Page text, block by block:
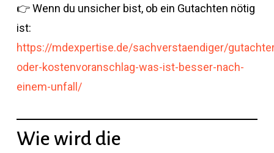
👉 Wenn du unsicher bist, ob ein Gutachten nötig
ist:
https://mdexpertise.de/sachverstaendiger/
oder-kostenvoranschlag-was-ist-besser-nach-
einem-unfall/
Wie wird die